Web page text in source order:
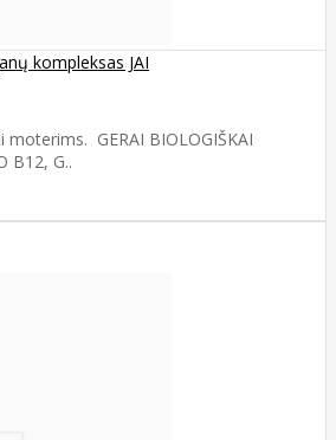
kompleksas JAI
GERAI BIOLOGIŠKAI
B12, G..